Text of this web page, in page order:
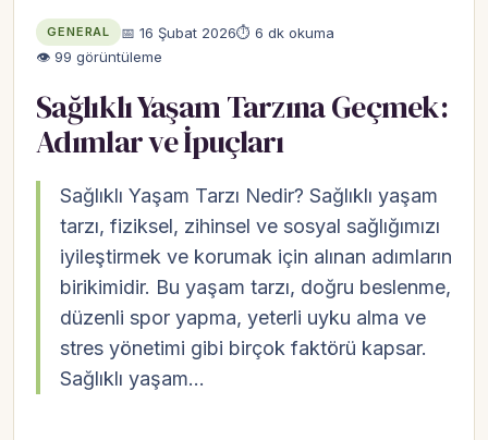
GENERAL 📅 16 Şubat 2026⏱ 6 dk okuma
👁 99 görüntüleme
Sağlıklı Yaşam Tarzına Geçmek:
Adımlar ve İpuçları
Sağlıklı Yaşam Tarzı Nedir? Sağlıklı yaşam
tarzı, fiziksel, zihinsel ve sosyal sağlığımızı
iyileştirmek ve korumak için alınan adımların
birikimidir. Bu yaşam tarzı, doğru beslenme,
düzenli spor yapma, yeterli uyku alma ve
stres yönetimi gibi birçok faktörü kapsar.
Sağlıklı yaşam…